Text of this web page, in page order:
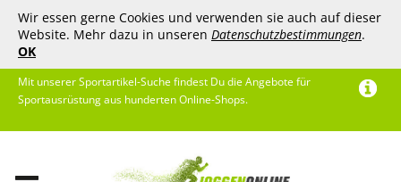
Wir essen gerne Cookies und verwenden sie auch auf dieser
Website. Mehr dazu in unseren Datenschutzbestimmungen.
OK
Mit unserer Sportartikel-Suche findest Du die Angebote für
Sportausrüstung aus hunderten Online-Shops.